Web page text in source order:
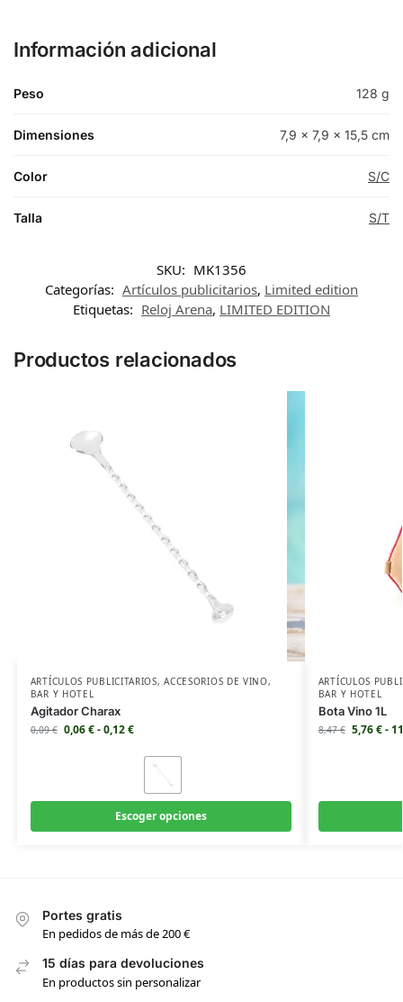
Información adicional
Peso 128 g
Dimensiones 7,9 × 7,9 × 15,5 cm
Color S/C
Talla S/T
SKU: MK1356
Categorías: Artículos publicitarios, Limited edition
Etiquetas: Reloj Arena, LIMITED EDITION
Productos relacionados
ARTÍCULOS PUBLICITARIOS,ACCESORIOS DE VINO,
BAR Y HOTEL
Agitador Charax
0,09€ 0,06€-0,12€
Escoger opciones
ARTÍCULOS
BAR Y HOTEL
Bota Vino 1L
8,47€ 5,76€-
Portes gratis
En pedidos de más de 200 €
15 días para devoluciones
En productos sin personalizar